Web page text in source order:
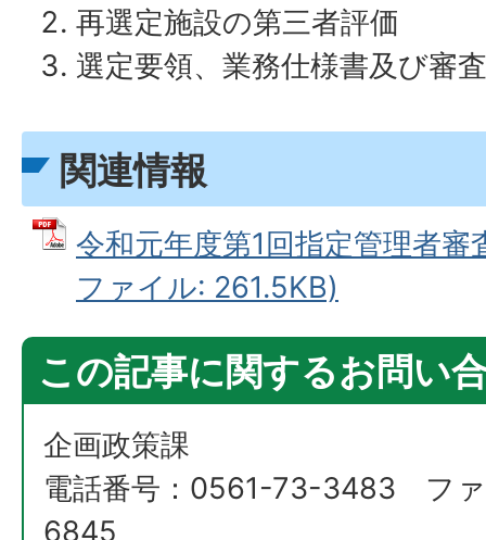
再選定施設の第三者評価
選定要領、業務仕様書及び審
関連情報
令和元年度第1回指定管理者審
ファイル: 261.5KB)
この記事に関するお問い
企画政策課
電話番号：0561-73-3483 フ
6845